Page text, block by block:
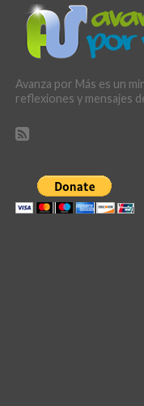
Avanza por Más es un
reflexiones y mensajes